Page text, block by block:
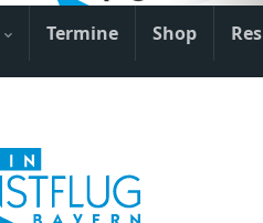
Termine Shop